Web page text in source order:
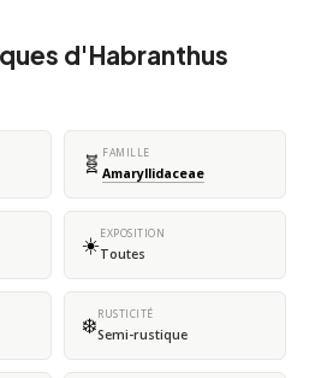
d'Habranthus
🧬 FAMILLE
Amaryllidaceae
☀️EXPOSITION
Toutes
❄️RUSTICITÉ
Semi-rustique